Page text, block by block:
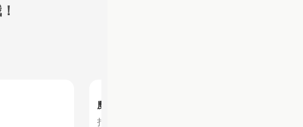
魔法奇緣
打造直達目標的甜蜜戀愛！